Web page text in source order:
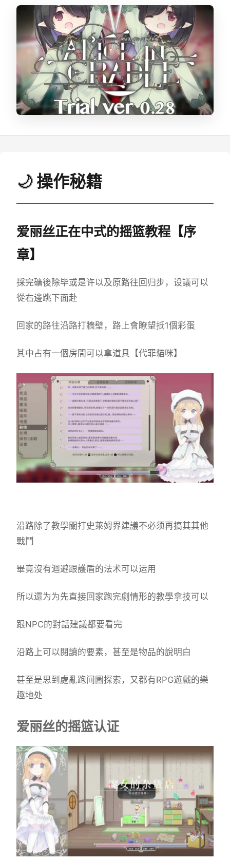
🌙 操作秘籍
爱丽丝正在中式的摇篮教程【序
章】
採完礦後除毕或是许以及原路往回归步，设議可以
從右邊跳下面赴
回家的路往沿路打牆壁，路上會瞭望抵1個彩蛋
其中占有一個房間可以拿道具【代罪貓咪】
沿路除了教學關打史萊姆界建議不必须再搞其其他
戰鬥
畢竟沒有迴避跟護盾的法术可以运用
所以還为为先直接回家跑完劇情形的教學拿技可以
跟NPC的對話建議都要看完
沿路上可以閱讀的要素，甚至是物品的說明白
甚至是思到處亂跑间圖探索，又都有RPG遊戲的樂
趣地处
爱丽丝的摇篮认证